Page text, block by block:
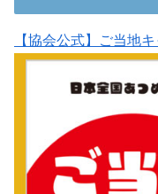
【協会公式】ご当地